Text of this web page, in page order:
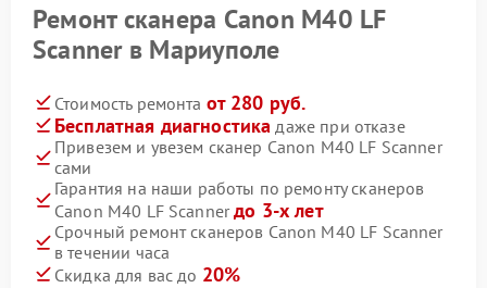
Ремонт сканера Canon M40 LF
Scanner в Мариуполе
Стоимость ремонта от 280 руб.
Бесплатная диагностика даже при отказе
Привезем и увезем сканер Canon M40 LF Scanner
сами
Гарантия на наши работы по ремонту сканеров
Canon M40 LF Scannerдо 3-х лет
Срочный ремонт сканеров Canon M40 LF Scanner
в течении часа
Скидка для вас до 20%